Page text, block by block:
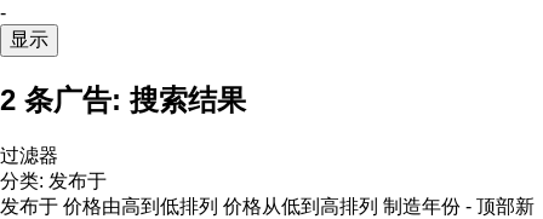
-
显示
2 条广告:搜索结果
过滤器
分类: 发布于
发布于 价格由高到低排列 价格从低到高排列 制造年份 - 顶部新